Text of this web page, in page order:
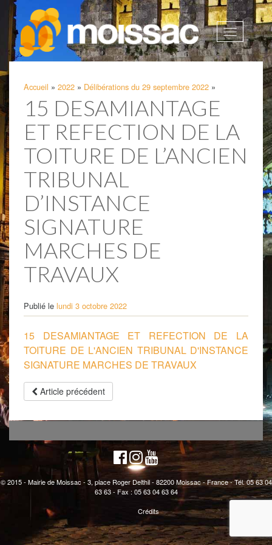
Afficher
la
Accueil » 2022 » Délibérations du 29 septembre 2022 »
15 DESAMIANTAGE
ET REFECTION DE LA
TOITURE DE L’ANCIEN
TRIBUNAL
D’INSTANCE
SIGNATURE
MARCHES DE
TRAVAUX
Publié le lundi 3 octobre 2022
15 DESAMIANTAGE ET REFECTION DE LA
TOITURE DE L'ANCIEN TRIBUNAL D'INSTANCE
SIGNATURE MARCHES DE TRAVAUX
Article précédent
© 2015 - Mairie de Moissac - 3, place Roger Delthil - 82200 Moissac - France - Tél. 05 63 04
63 63 - Fax : 05 63 04 63 64
Crédits